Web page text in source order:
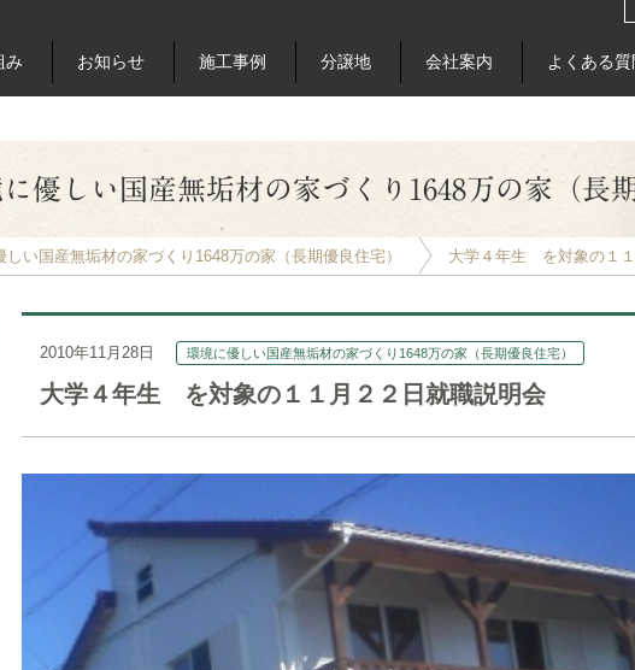
み お知らせ 施工事例 分譲地 会社案内 よくある質
優しい国産無垢材の家づくり1648万の家（長
しい国産無垢材の家づくり1648万の家（長期優良住宅） 大学４年生 を対象の１
2010年11月28日 環境に優しい国産無垢材の家づくり1648万の家（長期優良住宅）
大学４年生 を対象の１１月２２日就職説明会